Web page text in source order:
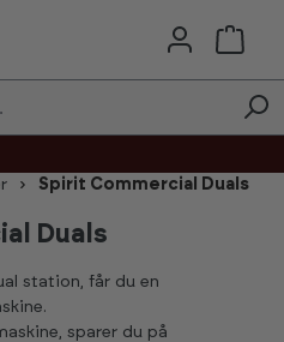
Spirit Commercial Duals
Duals
station, får du en
sparer du på